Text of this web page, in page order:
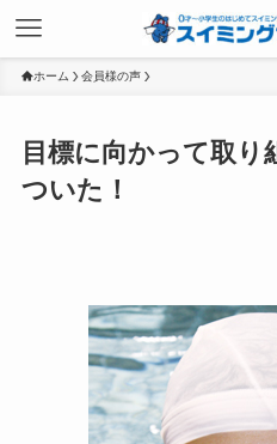
ホーム 会員様の声
目標に向かって取り
ついた！